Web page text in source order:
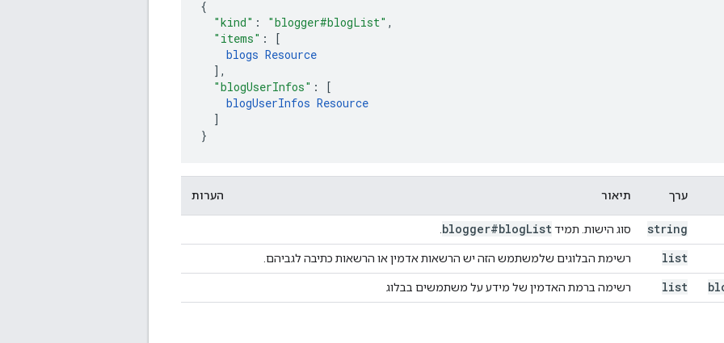
"kind" : "blogger#blogList" ,
"items" :
[
blogs Resource
],
"blogUserInfos" :
[
blogUserInfos Resource
]
}
ערך תיאור הערות
string סוג הישות. תמיד blogger#blogList
list רשימת הבלוגים שלמשתמש הזה יש הרשאות אדמין או הרשאות כתיבה לגביהם.
list רשימה ברמת האדמין של מידע על משתמשים בבלוג